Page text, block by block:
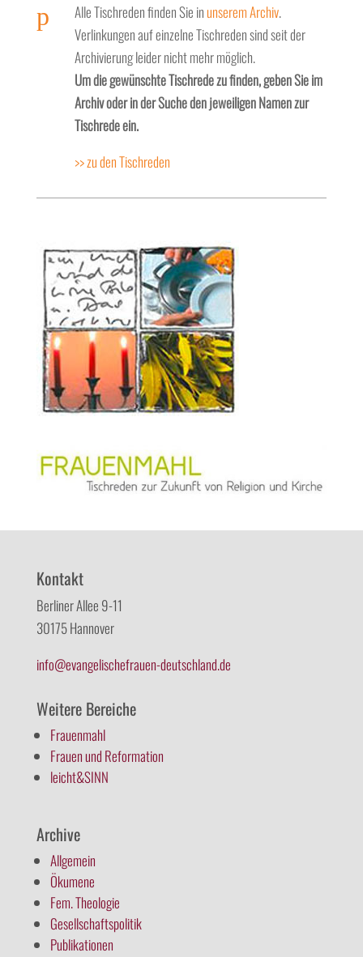
p Alle Tischreden finden Sie inunserem Archiv.
Verlinkungen auf einzelne Tischreden sind seit der
Archivierung leider nicht mehr möglich.
Um die gewünschte Tischrede zu finden, geben Sie im
Archiv oder in der Suche den jeweiligen Namen zur
Tischrede ein.
>> zu den Tischreden
Kontakt
Berliner Allee 9-11
30175 Hannover
info@evangelischefrauen-deutschland.de
Weitere Bereiche
Frauenmahl
Frauen und Reformation
leicht&SINN
Archive
Allgemein
Ökumene
Fem. Theologie
Gesellschaftspolitik
Publikationen